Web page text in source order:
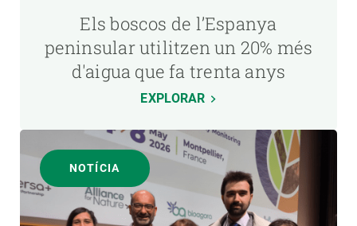
Els boscos de l’Espanya
peninsular utilitzen un 20% més
d'aigua que fa trenta anys
EXPLORAR
NOTÍCIA